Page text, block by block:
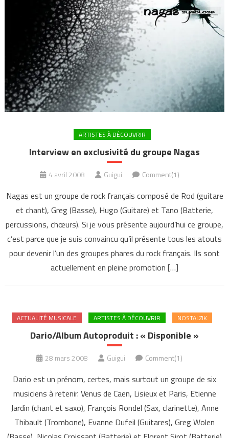
ARTISTES À DÉCOUVRIR
Interview en exclusivité du groupe Nagas
4 avril 2008 Guigui Comment(1)
Nagas est un groupe de rock français composé de Rod (guitare
et chant), Greg (Basse), Hugo (Guitare) et Tano (Batterie,
percussions, chœurs). Si je vous présente aujourd’hui ce groupe,
c’est parce que je suis convaincu qu’il présente tous les atouts
pour devenir l’un des groupes phares du rock français. Ils sont
actuellement en pleine promotion […]
ACTUALITÉ MUSICALE ARTISTES À DÉCOUVRIR NOSTALZIK
Dario/Album Autoproduit : « Disponible »
28 mars 2008 Guigui Comment(1)
Dario est un prénom, certes, mais surtout un groupe de six
musiciens à retenir. Venus de Caen, Lisieux et Paris, Etienne
Jardin (chant et saxo), François Rondel (Sax, clarinette), Anne
Thibault (Trombone), Evanne Dufeil (Guitares), Greg Wolen